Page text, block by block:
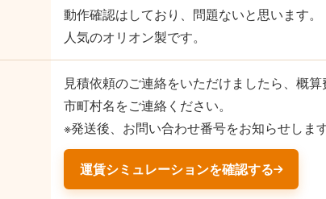
動作確認はしており、問題ないと思います。
人気のオリオン製です。
見積依頼のご連絡をいただけましたら、概
市町村名をご連絡ください。
※発送後、お問い合わせ番号をお知らせしま
運賃シミュレーションを確認する